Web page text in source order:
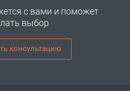
с вами и поможет
выбор
консультацию